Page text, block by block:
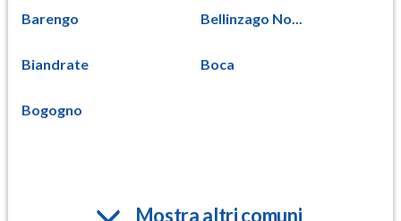
Barengo Bellinzago No...
Biandrate Boca
Bogogno
Mostra altri comuni